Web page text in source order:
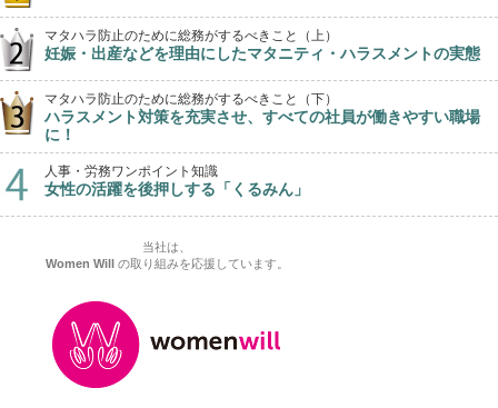
マタハラ防止のために総務がするべきこと（上）
妊娠・出産などを理由にしたマタニティ・ハラスメントの実態
マタハラ防止のために総務がするべきこと（下）
ハラスメント対策を充実させ、すべての社員が働きやすい職場
に！
人事・労務ワンポイント知識
女性の活躍を後押しする「くるみん」
当社は、
Women Will
の取り組みを応援しています。